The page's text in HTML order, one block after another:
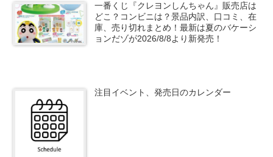
一番くじ『クレヨンしんちゃん』販売店は
どこ？コンビニは？景品内訳、口コミ、在
庫、売り切れまとめ！最新は夏のバケーシ
ョンだゾが2026/8/8より新発売！
注目イベント、発売日のカレンダー